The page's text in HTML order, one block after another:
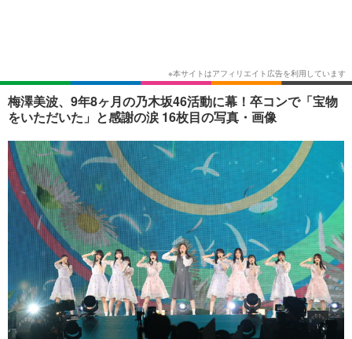
ショッピング その他
梅澤美波、9年8ヶ月の乃木坂46活動に幕！卒コンで「宝物
をいただいた」と感謝の涙 16枚目の写真・画像